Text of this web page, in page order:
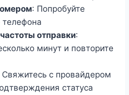
: Попробуйте
отправки:
минут и повторите
Свяжитесь с провайдером
статуса